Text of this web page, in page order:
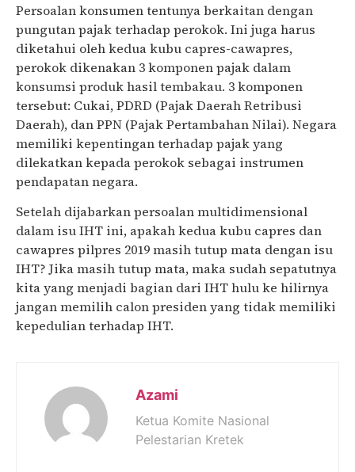
Persoalan konsumen tentunya berkaitan dengan
pungutan pajak terhadap perokok. Ini juga harus
diketahui oleh kedua kubu capres-cawapres,
perokok dikenakan 3 komponen pajak dalam
konsumsi produk hasil tembakau. 3 komponen
tersebut: Cukai, PDRD (Pajak Daerah Retribusi
Daerah), dan PPN (Pajak Pertambahan Nilai). Negara
memiliki kepentingan terhadap pajak yang
dilekatkan kepada perokok sebagai instrumen
pendapatan negara.
Setelah dijabarkan persoalan multidimensional
dalam isu IHT ini, apakah kedua kubu capres dan
cawapres pilpres 2019 masih tutup mata dengan isu
IHT? Jika masih tutup mata, maka sudah sepatutnya
kita yang menjadi bagian dari IHT hulu ke hilirnya
jangan memilih calon presiden yang tidak memiliki
kepedulian terhadap IHT.
Azami
Ketua Komite Nasional
Pelestarian Kretek